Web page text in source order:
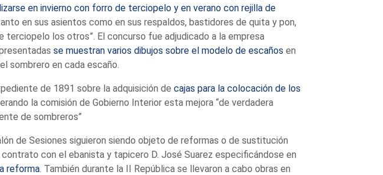
en invierno con forro de terciopelo y en verano con rejilla de
en sus asientos como en sus respaldos, bastidores de quita y pon,
terciopelo los otros”. El concurso fue adjudicado a la empresa
se muestran varios dibujos sobre el modelo de escaños en
sombrero en cada escaño.
de 1891 sobre la adquisición de cajas para la colocación de los
la comisión de Gobierno Interior esta mejora “de verdadera
de sombreros”
de Sesiones siguieron siendo objeto de reformas o de sustitución
con el ebanista y tapicero D. José Suarez especificándose en
reforma. También durante la II República se llevaron a cabo obras en